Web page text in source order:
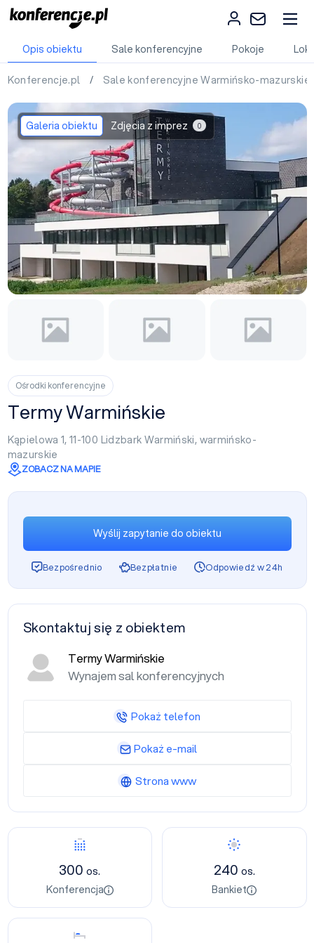
Opis obiektu Sale konferencyjne Pokoje
Konferencje.pl / Sale konferencyjne Warmińsko-mazurskie
Galeria obiektu Zdjęcia z imprez 0
Ośrodki konferencyjne
Termy Warmińskie
Kąpielowa 1, 11-100 Lidzbark Warmiński, warmińsko-
mazurskie
ZOBACZ NA MAPIE
Konferencja
300os.
Konferencja
Bankiet
240 os.
Bankiet
Nocleg
Wyślij zapytanie do obiektu
Bezpośrednio Bezpłatnie Odpowiedź w 24h
Skontaktuj się z obiektem
Termy Warmińskie
Wynajem sal konferencyjnych
Pokaż telefon
Pokaż e-mail
Strona www